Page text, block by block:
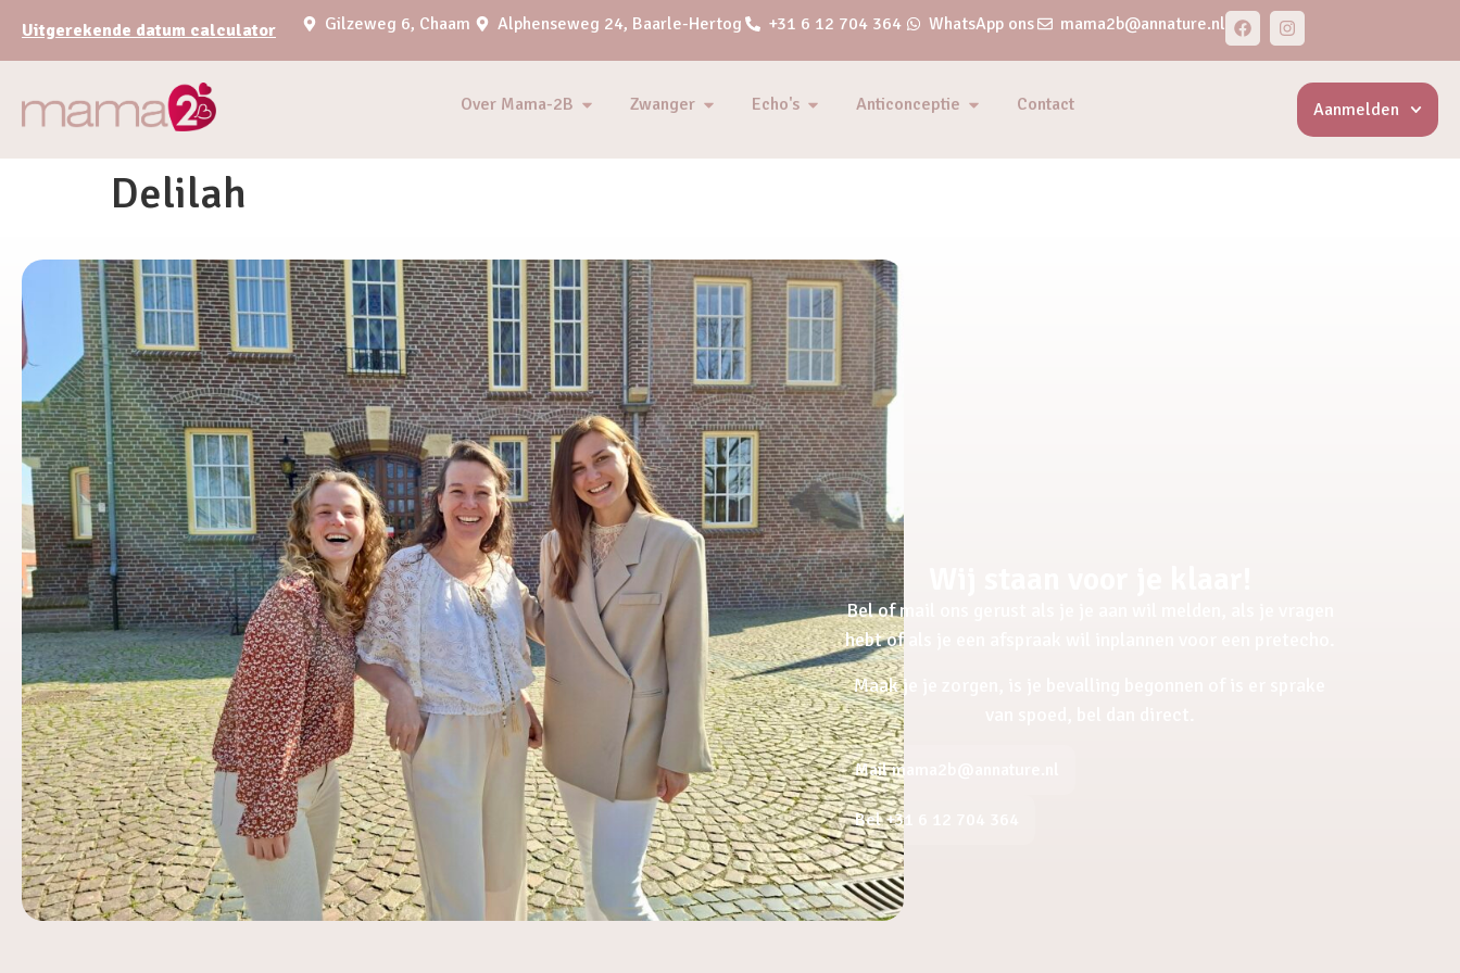
Uitgerekende datum calculator Gilzeweg 6, Chaam Alphenseweg 24, Baarle-Hertog +31 6 12 704 364 WhatsApp ons mama2b@annature.nl
Over Mama-2B Zwanger Echo's Anticonceptie Contact Aanmelden
Delilah
Bel of mail ons gerust als je je aan wil melden, als je vragen
hebt of als je een afspraak wil inplannen voor een pretecho.
Maak je je zorgen, is je bevalling begonnen of is er sprake
Mail mama2b@annature.nl
Bel +31 6 12 704 364